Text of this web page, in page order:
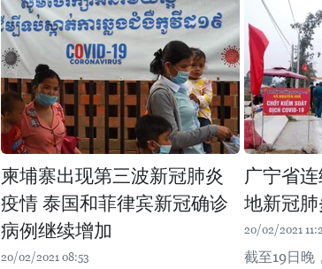
柬埔寨出现第三波新冠肺炎
疫情 泰国和菲律宾新冠确诊
病例继续增加
20/02/2021 08:53
广宁省
地新冠肺
20/02/2021
截至19日晚